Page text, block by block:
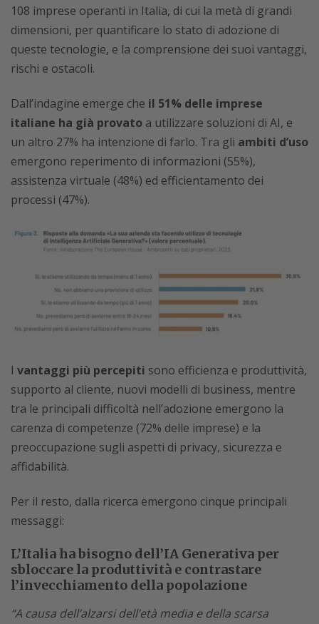
108 imprese operanti in Italia, di cui la metà di grandi
dimensioni, per quantificare lo stato di adozione di
queste tecnologie, e la comprensione dei suoi vantaggi,
rischi e ostacoli.
Dall’indagine emerge che il 51% delle imprese
italiane ha già provato a utilizzare soluzioni di AI, e
un altro 27% ha intenzione di farlo. Tra gli ambiti d’uso
emergono reperimento di informazioni (55%),
assistenza virtuale (48%) ed efficientamento dei
processi (47%).
I vantaggi più percepiti sono efficienza e produttività,
supporto al cliente, nuovi modelli di business, mentre
tra le principali difficoltà nell’adozione emergono la
carenza di competenze (72% delle imprese) e la
preoccupazione sugli aspetti di privacy, sicurezza e
affidabilità.
Per il resto, dalla ricerca emergono cinque principali
messaggi:
L’Italia ha bisogno dell’IA Generativa per
sbloccare la produttività e contrastare
l’invecchiamento della popolazione
“A causa dell’alzarsi dell’età media e della scarsa